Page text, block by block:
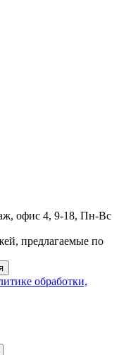
офис 4, 9-18, Пн-Вс
предлагаемые по
обработки,